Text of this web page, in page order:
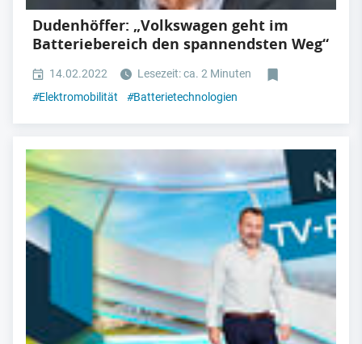
Dudenhöffer: „Volkswagen geht im
Batteriebereich den spannendsten Weg“
14.02.2022
Lesezeit: ca. 2 Minuten
#Elektromobilität #Batterietechnologien